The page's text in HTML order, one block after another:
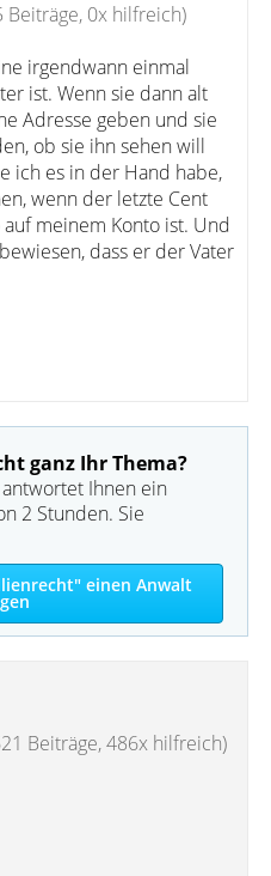
Beiträge, 0x hilfreich)
irgendwann einmal
ist. Wenn sie dann alt
Adresse geben und sie
ob sie ihn sehen will
ich es in der Hand habe,
wenn der letzte Cent
meinem Konto ist. Und
dass er der Vater
ganz Ihr Thema?
Ihnen ein
2 Stunden. Sie
einen Anwalt
Beiträge, 486x hilfreich)